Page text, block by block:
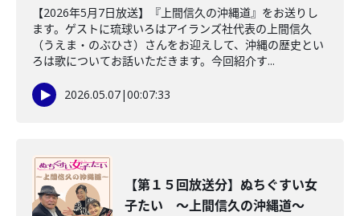
【2026年5月7日放送】『上間信久の沖縄道』をお送りし
ます。ゲストに琉球いろはアイランズ社代表の上間信久
（うえま・のぶひさ）さんをお迎えして、沖縄の歴史とい
ろは歌についてお話いただきます。今回紹介す...
2026.05.07|00:07:33
【第１５回放送分】ぬちぐすい女
子たい ～上間信久の沖縄道～